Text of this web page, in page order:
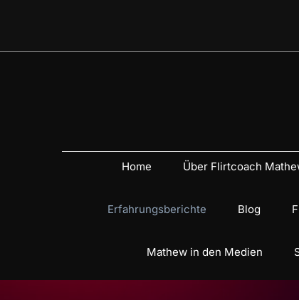
Home Über Flirtcoach
Erfahrungsberichte Blog
Mathew in den Medien